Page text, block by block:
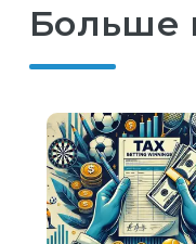
Больше